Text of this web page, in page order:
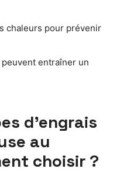
chaleurs pour prévenir
entraîner un
d’engrais
au
choisir ?